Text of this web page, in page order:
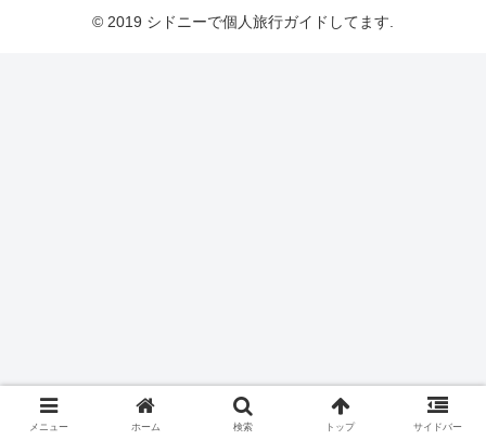
© 2019 シドニーで個人旅行ガイドしてます.
メニュー ホーム 検索 トップ サイドバー